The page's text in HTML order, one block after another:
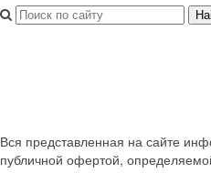
Вся представленная на сайте
публичной офертой,